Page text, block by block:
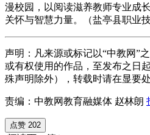
漫校园，以阅读滋养教师专业成
关怀与智慧力量。（盐亭县职业
声明：凡来源或标记以“中教网”
或有权使用的作品，至发布之日
殊声明除外），转载时请在显要
责编：中教网教育融媒体 赵林朗
点赞 202